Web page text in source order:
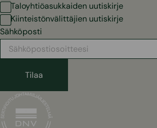
Taloyhtiöasukkaiden uutiskirje
Kiinteistönvälittäjien uutiskirje
Sähköposti